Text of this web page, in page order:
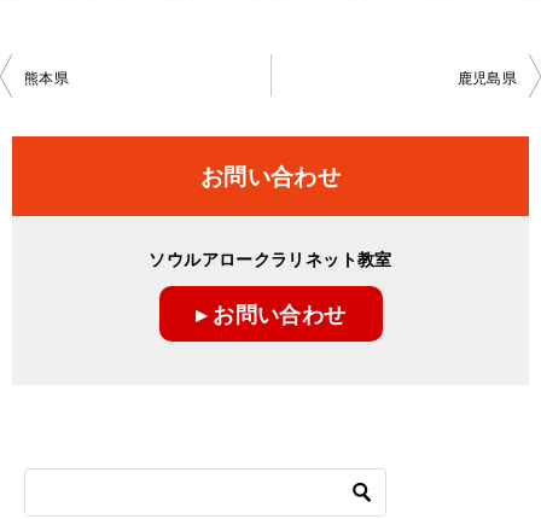
投
ビ
熊本県 鹿児島県
お問い合わせ
ソウルアロークラリネット教室
▸ お問い合わせ